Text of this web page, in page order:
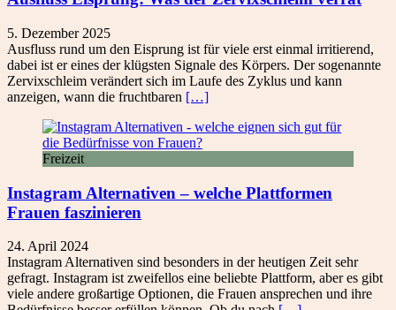
5. Dezember 2025
Ausfluss rund um den Eisprung ist für viele erst einmal irritierend,
dabei ist er eines der klügsten Signale des Körpers. Der sogenannte
Zervixschleim verändert sich im Laufe des Zyklus und kann
anzeigen, wann die fruchtbaren […]
Freizeit
Instagram Alternativen – welche Plattformen
Frauen faszinieren
24. April 2024
Instagram Alternativen sind besonders in der heutigen Zeit sehr
gefragt. Instagram ist zweifellos eine beliebte Plattform, aber es gibt
viele andere großartige Optionen, die Frauen ansprechen und ihre